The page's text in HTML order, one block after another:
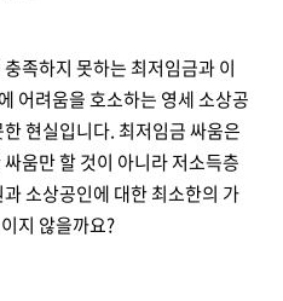
족하지 못하는 최저임금과 이
어려움을 호소하는 영세 소상공
현실입니다. 최저임금 싸움은
움만 할 것이 아니라 저소득층
소상공인에 대한 최소한의 가
지 않을까요?